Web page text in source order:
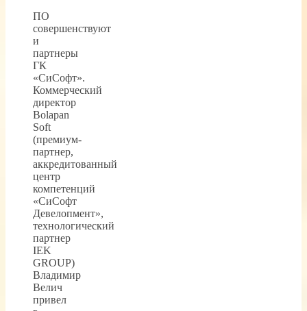
ПО
совершенствуют
и
партнеры
ГК
«СиСофт».
Коммерческий
директор
Bolapan
Soft
(премиум-
партнер,
аккредитованный
центр
компетенций
«СиСофт
Девелопмент»,
технологический
партнер
IEK
GROUP)
Владимир
Велич
привел